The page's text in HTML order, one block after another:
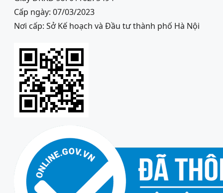
Cấp ngày: 07/03/2023
Nơi cấp: Sở Kế hoạch và Đầu tư thành phố Hà Nội